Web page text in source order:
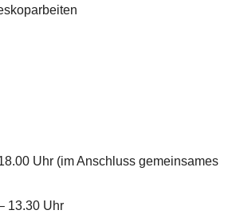
Uhr (im Anschluss gemeinsames
13.30 Uhr